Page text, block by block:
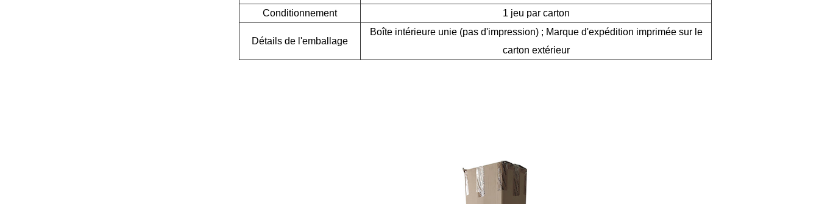
Conditionnement 1 jeu par carton
Détails de l'emballage
Boîte intérieure unie (pas d'impression) ; Marque d'expédition imprimée sur le
carton extérieur